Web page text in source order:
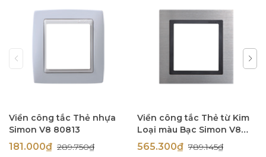
Viền công tắc Thẻ nhựa
Simon V8 80813
181.000₫ 289.750₫
Viền công tắc Thẻ từ Kim
Loại màu Bạc Simon V8
80815-42
565.300₫ 789.145₫